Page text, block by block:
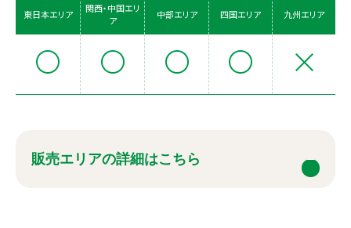
東日本エリア
関西・中国エリ
ア
中部エリア 四国エリア 九州エリア
販売エリアの詳細はこちら